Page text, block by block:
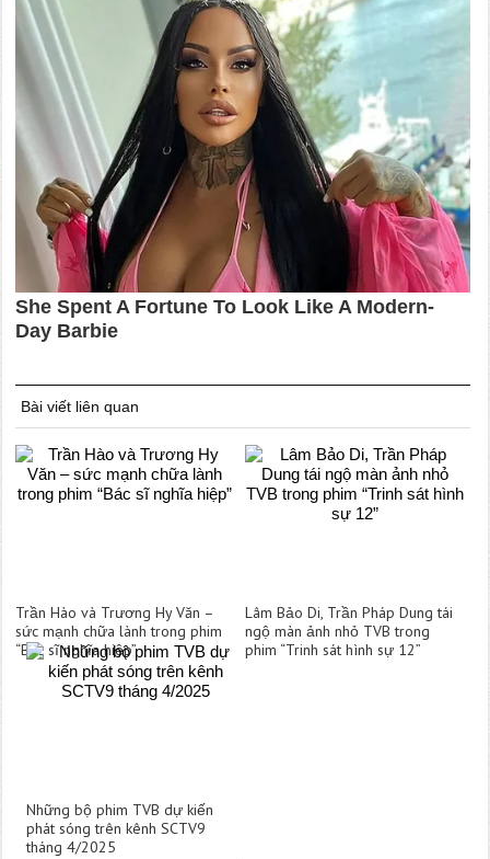
Bài viết liên quan
Trần Hào và Trương Hy Văn –
sức mạnh chữa lành trong phim
“Bác sĩ nghĩa hiệp”
Lâm Bảo Di, Trần Pháp Dung tái
ngộ màn ảnh nhỏ TVB trong
phim “Trinh sát hình sự 12”
Những bộ phim TVB dự kiến
phát sóng trên kênh SCTV9
tháng 4/2025